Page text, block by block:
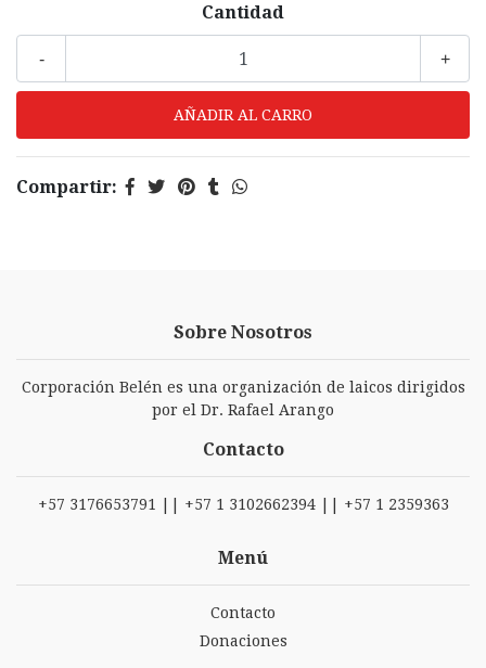
Cantidad
+
-
Compartir:
Sobre Nosotros
Corporación Belén es una organización de laicos dirigidos
por el Dr. Rafael Arango
Contacto
+57 3176653791 || +57 1 3102662394 || +57 1 2359363
Menú
Contacto
Donaciones